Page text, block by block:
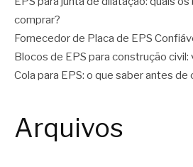
comprar?
Fornecedor de Placa de EPS
Blocos de EPS para construção
Cola para EPS: o que saber antes de
Arquivos